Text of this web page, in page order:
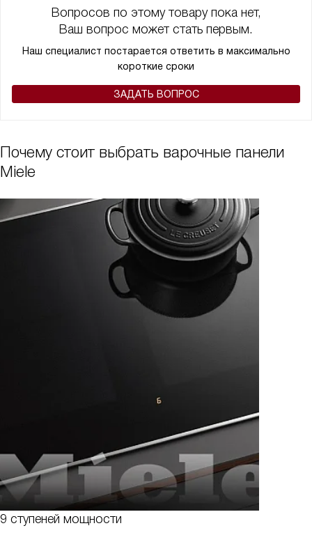
Вопросов по этому товару пока нет,
Ваш вопрос может стать первым.
Наш специалист постарается ответить в максимально
короткие сроки
ЗАДАТЬ ВОПРОС
Почему стоит выбрать варочные панели
Miele
9 ступеней мощности